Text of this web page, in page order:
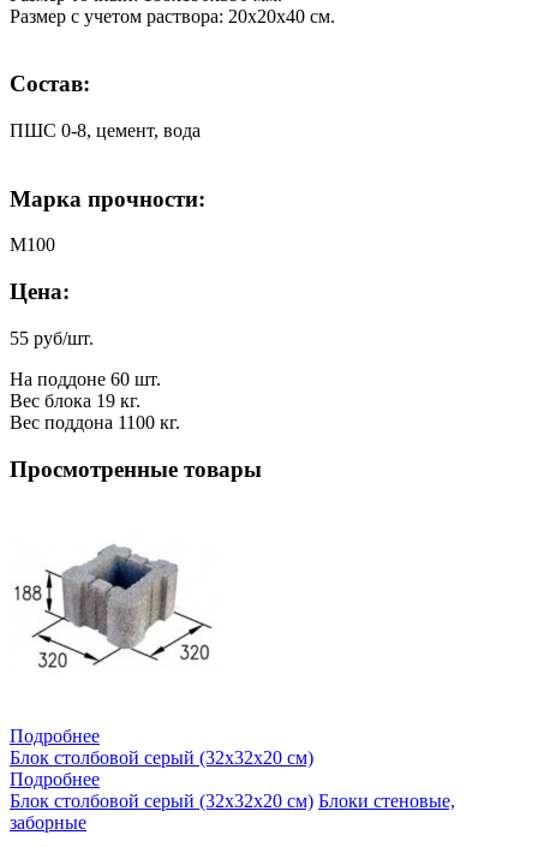
Размер с учетом раствора: 20х20х40 см.
Состав:
ПШС 0-8, цемент, вода
Марка прочности:
М100
Цена:
55 руб/шт.
На поддоне 60 шт.
Вес блока 19 кг.
Вес поддона 1100 кг.
Просмотренные товары
Подробнее
Блок столбовой серый (32х32х20 см)
Подробнее
Блок столбовой серый (32х32х20 см) Блоки стеновые,
заборные